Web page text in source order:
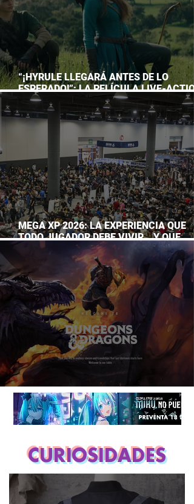
“¡HYRULE LLEGARÁ ANTES DE LO
ESPERADO!”: LA PELÍCULA LIVE-
DE THE LEGEND OF ZELDA ADELANTA
ESTRENO
MEGA XP 2026: LA EXPERIENCIA QUE
TODO JUGADOR DEBE VIVIR… Y QUE
AHORA PUEDES DISFRUTAR A TU RITMO
DUNGEONS & DRAGONS ¿TE ATREVES?
CURIOSIDADES